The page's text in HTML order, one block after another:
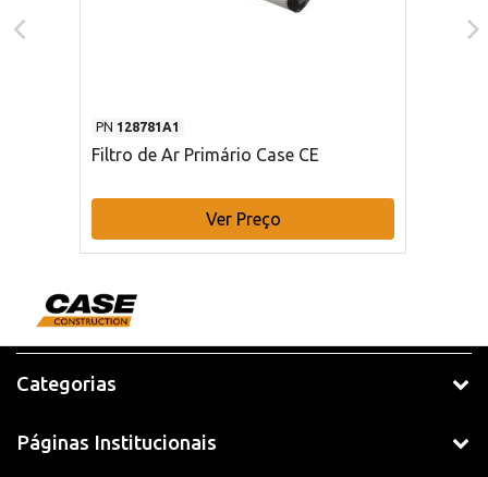
PN 128781A1
Filtro de Ar Primário Case CE
Ver Preço
Categorias
Páginas Institucionais